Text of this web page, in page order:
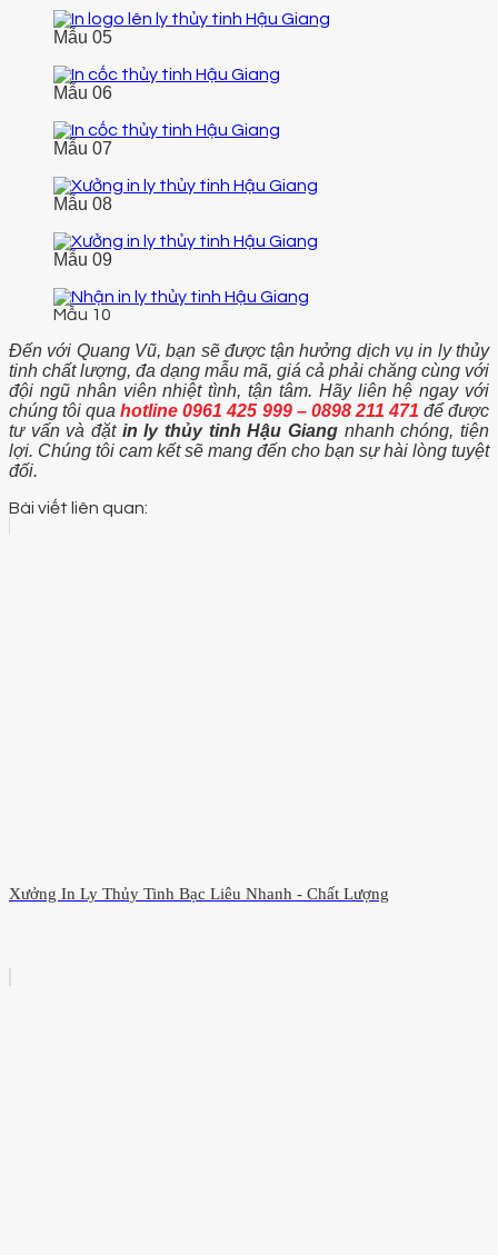
Mẫu 05
Mẫu 06
Mẫu 07
Mẫu 08
Mẫu 09
Mẫu 10
Đến với Quang Vũ, bạn sẽ được tận hưởng dịch vụ in ly thủy
tinh chất lượng, đa dạng mẫu mã, giá cả phải chăng cùng với
đội ngũ nhân viên nhiệt tình, tận tâm. Hãy liên hệ ngay với
chúng tôi quahotline 0961 425 999 – 0898 211 471 để được
tư vấn và đặtin ly thủy tinh Hậu Giang nhanh chóng, tiện
lợi. Chúng tôi cam kết sẽ mang đến cho bạn sự hài lòng tuyệt
đối.
Bài viết liên quan:
Xưởng In Ly Thủy Tinh Bạc Liêu Nhanh - Chất Lượng